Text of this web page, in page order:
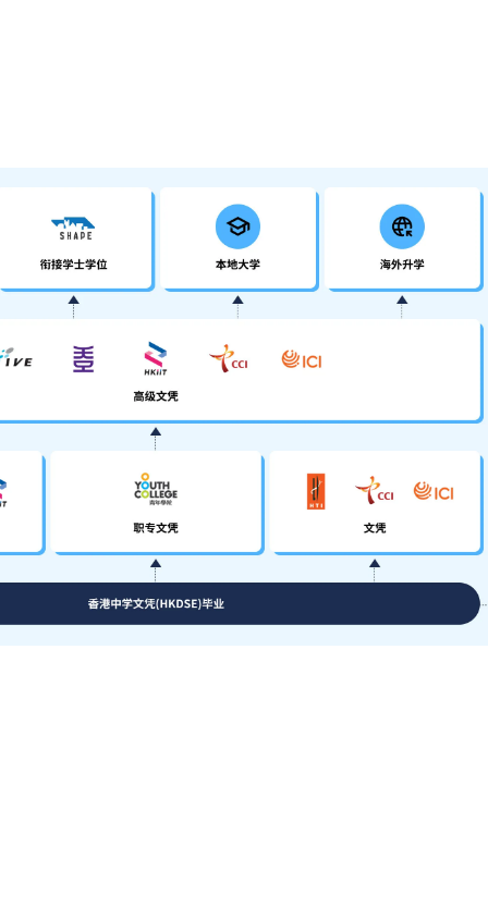
公民与社会发展科，一般入学条件为在该科取得「达标」成绩，以及
或以上成绩。另外，数学科延伸部分（单元一或单元二）第二级或以
择继续于职业训练局升读学士学位及高级文凭课程。申请人须留意个别
及毅进文凭／应用教育文凭学历的申请人报读；此外，部分课程设有
。
资历、面试表现（如适用）、其他学习经验及成就以及课程学额供求情